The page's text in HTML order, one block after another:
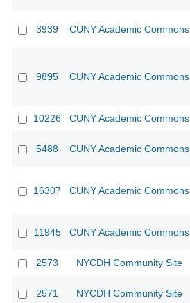
3939 CUNY Academic Commons
9895 CUNY Academic Commons
10226 CUNY Academic Commons
5488 CUNY Academic Commons
16307 CUNY Academic Commons
11945 CUNY Academic Commons
2573 NYCDH Community Site
2571 NYCDH Community Site